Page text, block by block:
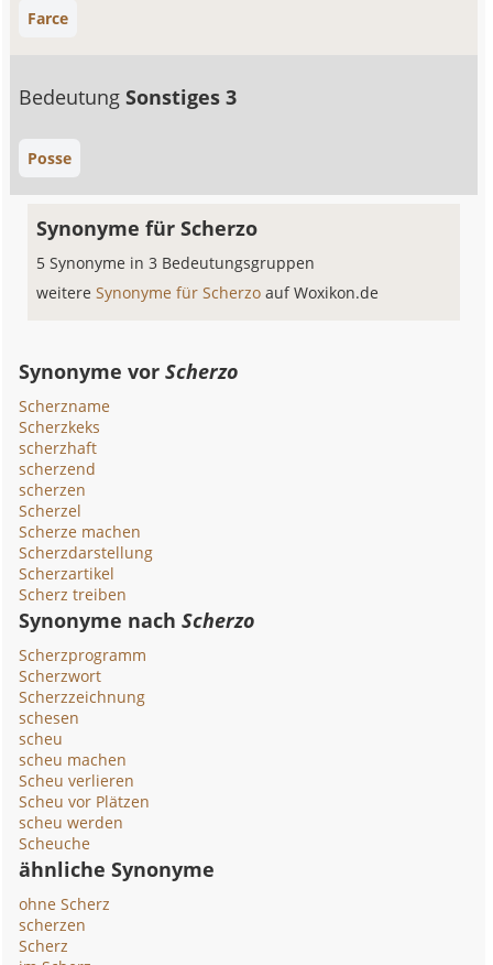
Farce
BedeutungSonstiges 3
Posse
Synonyme für Scherzo
5 Synonyme in 3 Bedeutungsgruppen
weitereSynonyme für Scherzoauf Woxikon.de
Synonyme vorScherzo
Scherzname
Scherzkeks
scherzhaft
scherzend
scherzen
Scherzel
Scherze machen
Scherzdarstellung
Scherzartikel
Scherz treiben
Synonyme nachScherzo
Scherzprogramm
Scherzwort
Scherzzeichnung
schesen
scheu
scheu machen
Scheu verlieren
Scheu vor Plätzen
scheu werden
Scheuche
ähnliche Synonyme
ohne Scherz
scherzen
Scherz